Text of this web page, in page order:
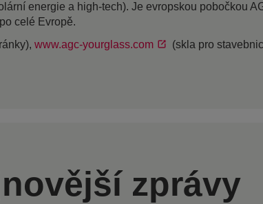
energie a high-tech). Je evropskou pobočkou
celé Evropě.
www.agc-yourglass.com (skla pro
zprávy